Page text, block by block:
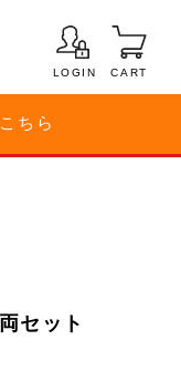
LOGIN CART
ちら
セット